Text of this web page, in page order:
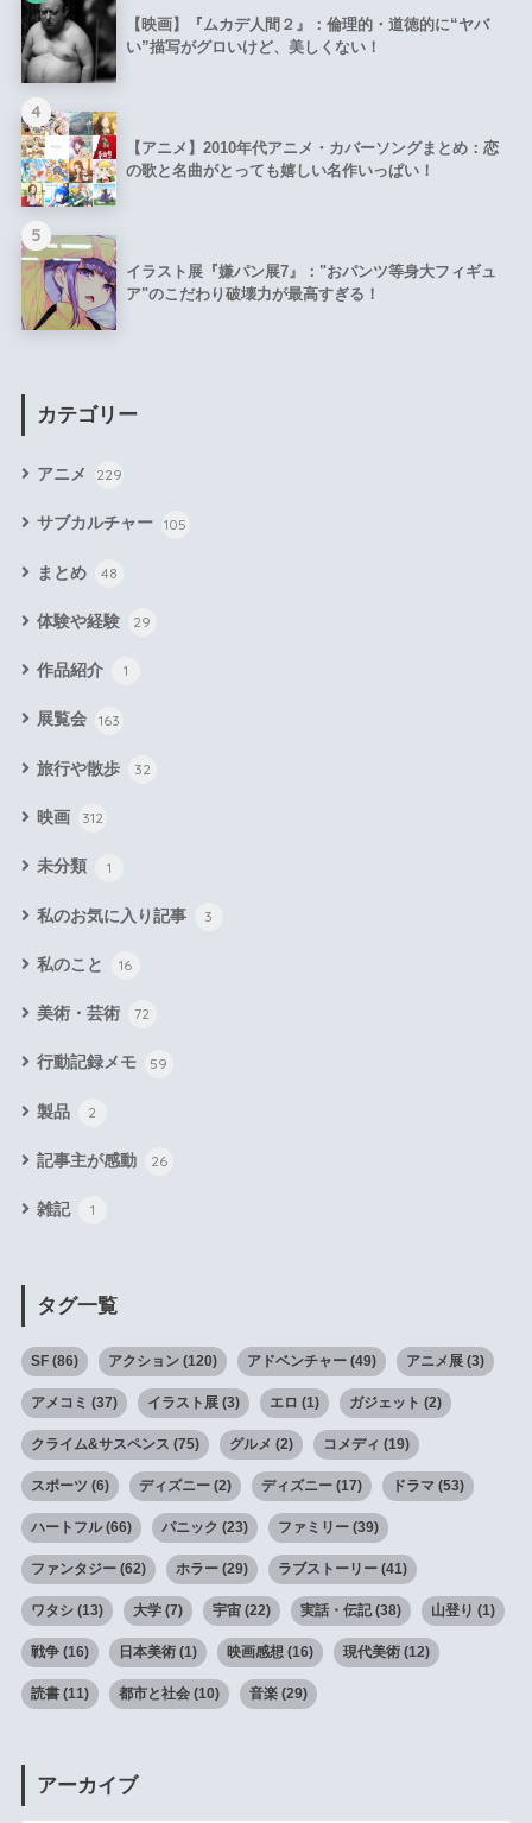
【映画】『ムカデ人間２』：倫理的・道徳的に“ヤバ
い”描写がグロいけど、美しくない！
4
【アニメ】2010年代アニメ・カバーソングまとめ：恋
の歌と名曲がとっても嬉しい名作いっぱい！
5
イラスト展『嫌パン展7』："おパンツ等身大フィギュ
ア"のこだわり破壊力が最高すぎる！
カテゴリー
アニメ 229
サブカルチャー 105
まとめ 48
体験や経験 29
作品紹介 1
展覧会 163
旅行や散歩 32
映画 312
未分類 1
私のお気に入り記事 3
私のこと 16
美術・芸術 72
行動記録メモ 59
製品 2
記事主が感動 26
雑記 1
タグ一覧
SF(86) アクション(120) アドベンチャー(49) アニメ展(3)
アメコミ (37) イラスト展(3) エロ (1) ガジェット (2)
クライム&サスペンス (75) グルメ (2) コメディ (19)
スポーツ (6) ディズニー(2) ディズニー(17) ドラマ(53)
ハートフル(66) パニック (23) ファミリー(39)
ファンタジー(62) ホラー(29) ラブストーリー(41)
ワタシ(13) 大学(7) 宇宙(22) 実話・伝記(38) 山登り (1)
戦争(16) 日本美術(1) 映画感想 (16) 現代美術(12)
読書(11) 都市と社会(10) 音楽(29)
アーカイブ